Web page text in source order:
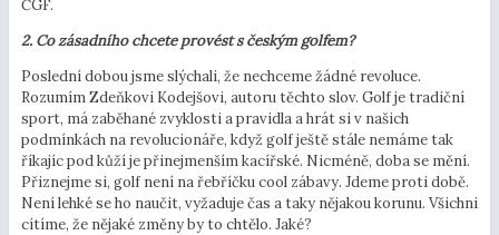
ČGF.
2. Co zásadního chcete provést s českým golfem?
Poslední dobou jsme slýchali, že nechceme žádné revoluce.
Rozumím Zdeňkovi Kodejšovi, autoru těchto slov. Golf je tradiční
sport, má zaběhané zvyklosti a pravidla a hrát si v našich
podmínkách na revolucionáře, když golf ještě stále nemáme tak
říkajíc pod kůží je přinejmenším kacířské. Nicméně, doba se mění.
Přiznejme si, golf není na řebříčku cool zábavy. Jdeme proti době.
Není lehké se ho naučit, vyžaduje čas a taky nějakou korunu. Všichni
cítíme, že nějaké změny by to chtělo. Jaké?